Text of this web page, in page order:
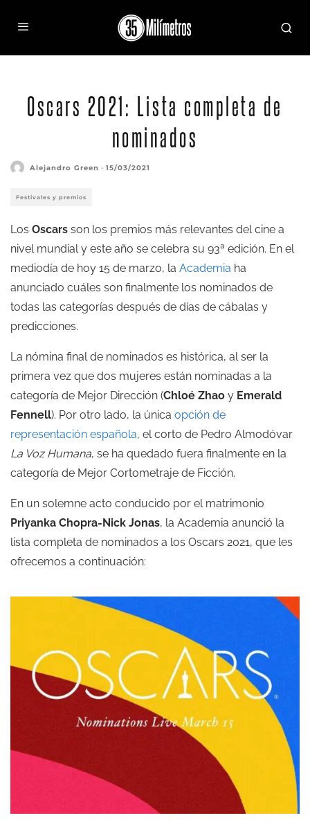
Oscars 2021: Lista completa de
nominados
Alejandro Green · 15/03/2021
Festivales y premios
Los Oscars son los premios más relevantes del cine a
nivel mundial y este año se celebra su 93ª edición. En el
mediodía de hoy 15 de marzo, la Academia ha
anunciado cuáles son finalmente los nominados de
todas las categorías después de días de cábalas y
predicciones.
La nómina final de nominados es histórica, al ser la
primera vez que dos mujeres están nominadas a la
categoría de Mejor Dirección (Chloé Zhao y Emerald
Fennell). Por otro lado, la única opción de
representación española, el corto de Pedro Almodóvar
La Voz Humana, se ha quedado fuera finalmente en la
categoría de Mejor Cortometraje de Ficción.
En un solemne acto conducido por el matrimonio
Priyanka Chopra-Nick Jonas, la Academia anunció la
lista completa de nominados a los Oscars 2021, que les
ofrecemos a continuación: